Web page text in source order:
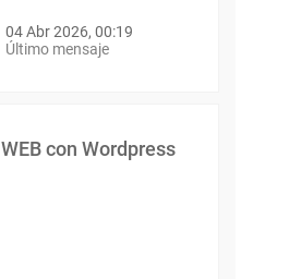
04 Abr 2026, 00:19
Último mensaje
con Wordpress